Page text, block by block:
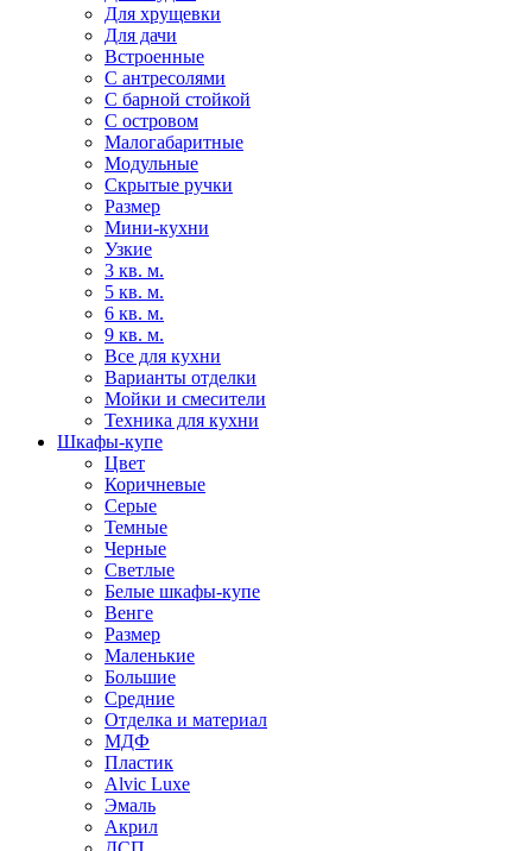
Для хрущевки
Для дачи
Встроенные
С антресолями
С барной стойкой
С островом
Малогабаритные
Модульные
Скрытые ручки
Размер
Мини-кухни
Узкие
3 кв. м.
5 кв. м.
6 кв. м.
9 кв. м.
Все для кухни
Варианты отделки
Мойки и смесители
Техника для кухни
Шкафы-купе
Цвет
Коричневые
Серые
Темные
Черные
Светлые
Белые шкафы-купе
Венге
Размер
Маленькие
Большие
Средние
Отделка и материал
МДФ
Пластик
Alvic Luxe
Эмаль
Акрил